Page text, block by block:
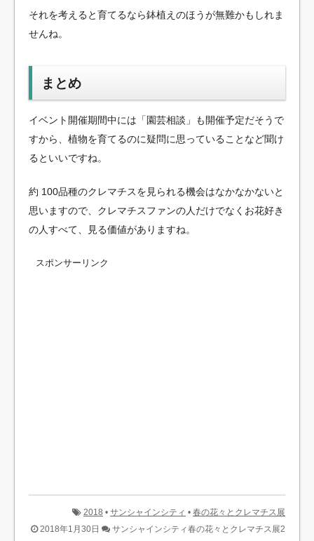
それを考えると育てるなら鉢植えのほうが無難かもしれま
せんね。
まとめ
イベント開催期間中には「園芸相談」も開催予定だそうで
すから、植物を育てるのに疑問に思っていることなど聞け
るといいですね。
約 100品種のクレマチスを見られる機会はなかなかないと
思いますので、クレマチスファンの人だけでなくお花好き
の人すべて、見る価値がありますね。
スポンサーリンク
2018 • サンシャインシティ • 春の花々とクレマチス展
2018年1月30日
サンシャインシティ春の花々とクレマチス展2